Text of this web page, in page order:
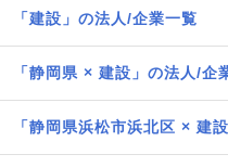
「建設」の法人/企業一覧
「静岡県 × 建設」の法人/企
「静岡県浜松市浜北区 × 建